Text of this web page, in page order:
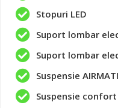
Stopuri LED
Suport lombar
Suport lombar
Suspensie
Suspensie confort